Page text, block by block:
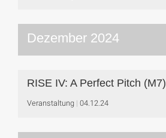
Dezember 2024
RISE IV: A Perfect Pitch (M7)
Veranstaltung 04.12.24